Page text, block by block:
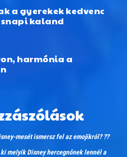
a gyerekek kedvenc
kaland
harmónia a
mesét ismersz fel az emojikról? ??
melyik Disney hercegnőnek lennél a